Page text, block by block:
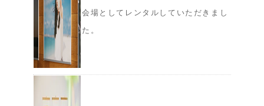
会場としてレンタルしていただきまし
た。